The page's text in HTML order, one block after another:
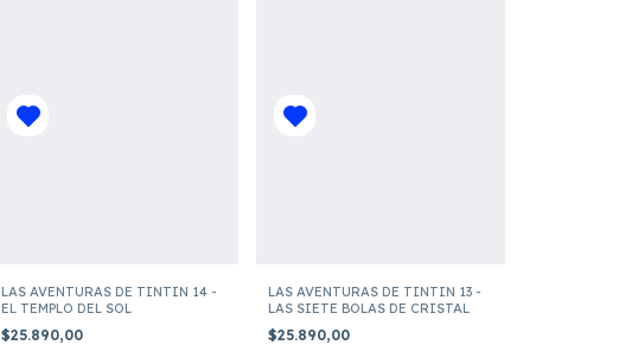
LAS AVENTURAS DE TINTIN 14 -
EL TEMPLO DEL SOL
$25.890,00
LAS AVENTURAS DE TINTIN 13 -
LAS SIETE BOLAS DE CRISTAL
$25.890,00